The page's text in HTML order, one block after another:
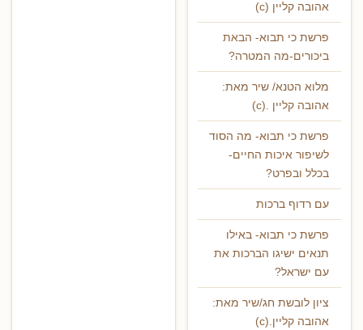
אהובה קליין (c)
פרשת כי תבוא- הבאת
ביכורים-מה המטרה?
מלוא הטנא/ שיר מאת:
אהובה קליין .(c)
פרשת כי תבוא- מה הסוד
לשיפור איכות החיים-
בכלל ובפרט?
עם רדוף ברכות
פרשת כי תבוא- באילו
תנאים ישיגו הברכות את
עם ישראל?
ציון לובשת חג/שיר מאת:
אהובה קליין.(c)